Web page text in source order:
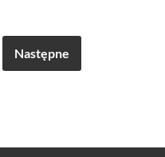
Następne